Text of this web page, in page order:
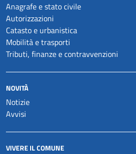
Anagrafe e stato civile
Autorizzazioni
Catasto e urbanistica
Mobilità e trasporti
Tributi, finanze e contravvenzioni
NOVITÀ
Notizie
Avvisi
VIVERE IL COMUNE